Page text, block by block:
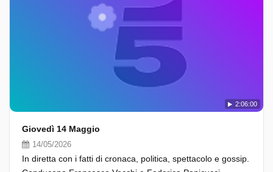
2:06:00
Giovedì 14 Maggio
14/05/2026
In diretta con i fatti di cronaca, politica, spettacolo e gossip.